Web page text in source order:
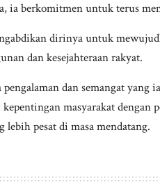
ia berkomitmen untuk terus
dirinya untuk
dan kesejahteraan rakyat.
pengalaman dan semangat
masyarakat
lebih pesat di masa mendatang.